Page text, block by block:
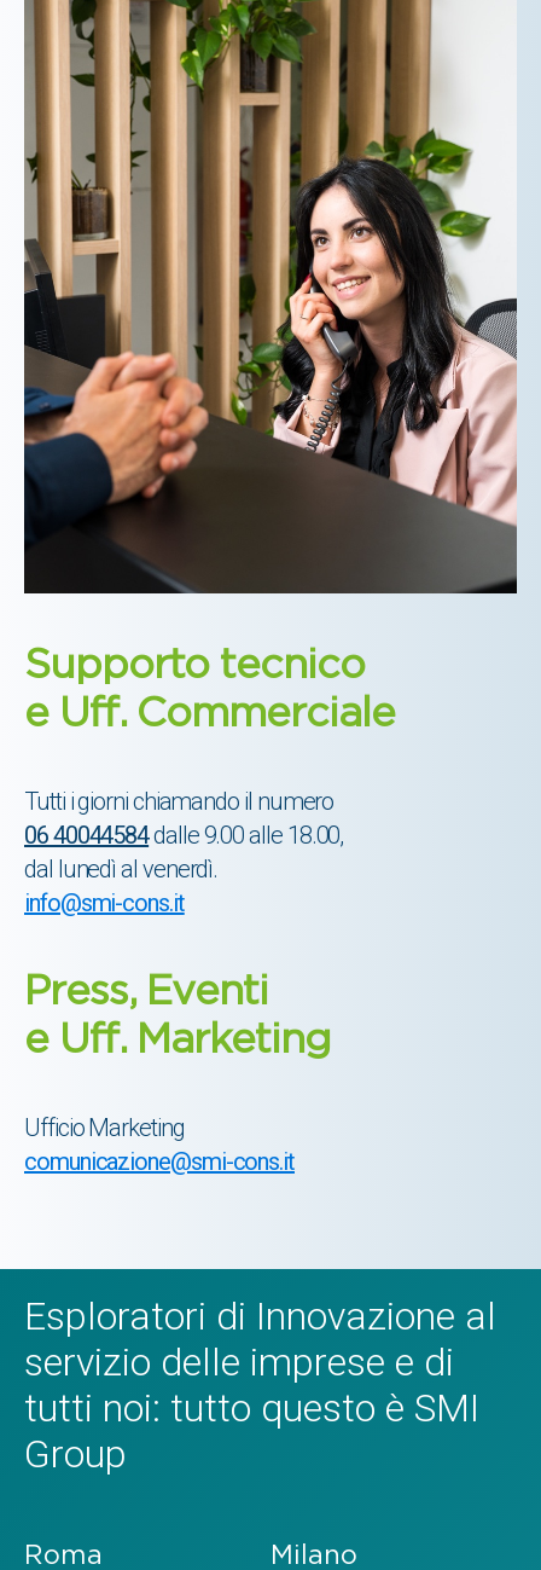
Supporto tecnico
e Uff. Commerciale
Tutti i giorni chiamando il numero
06 40044584dalle 9.00 alle 18.00,
dal lunedì al venerdì.
info@smi-cons.it
Press, Eventi
e Uff. Marketing
Ufficio Marketing
comunicazione@smi-cons.it
Esploratori di Innovazione al
servizio delle imprese e di
tutti noi: tutto questo è SMI
Group
Roma Milano